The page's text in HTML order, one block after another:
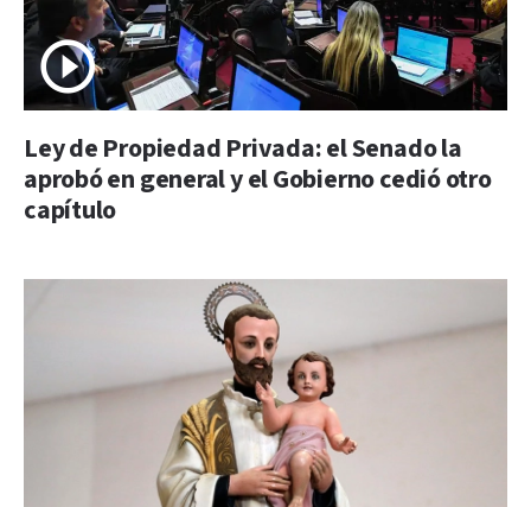
Ley de Propiedad Privada: el Senado la
aprobó en general y el Gobierno cedió otro
capítulo